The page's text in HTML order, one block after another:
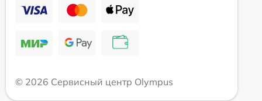
© 2026 Сервисный центр Olympus